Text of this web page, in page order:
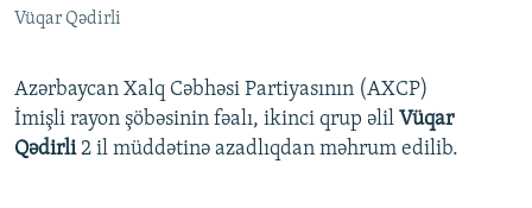
Vüqar Qədirli
Azərbaycan Xalq Cəbhəsi Partiyasının (AXCP)
İmişli rayon şöbəsinin fəalı, ikinci qrup əlil Vüqar
Qədirli2 il müddətinə azadlıqdan məhrum edilib.